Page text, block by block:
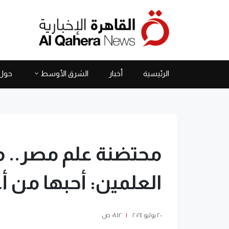
الرئيسية أخبار الشرق الأوسط
محتضنة علم مصر..
العلمين: أحبها من
٢٠ يوليو ٢٠٢٤ | ٠٨:١٢ ص